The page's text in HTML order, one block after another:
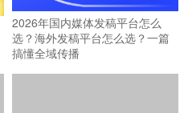
2026年国内媒体发稿平台怎么
选？海外发稿平台怎么选？一篇
搞懂全域传播